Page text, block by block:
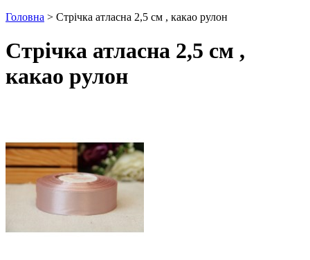
Головна > Стрічка атласна 2,5 см , какао рулон
Стрічка атласна 2,5 см ,
какао рулон